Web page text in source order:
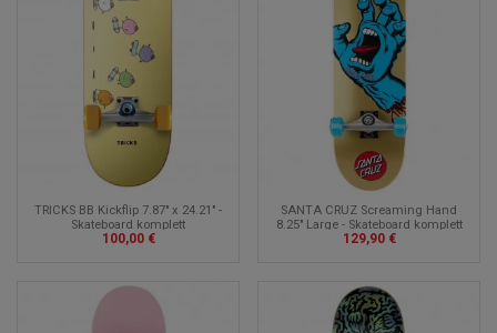
TRICKS BB Kickflip 7.87" x 24.21" -
Skateboard komplett
100,00 €
SANTA CRUZ Screaming Hand
8.25" Large - Skateboard komplett
129,90 €